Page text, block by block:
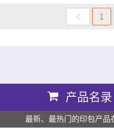
1
产品名录
最新、最热门的印包产品